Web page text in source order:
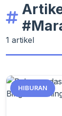
1 artikel
HIBURAN